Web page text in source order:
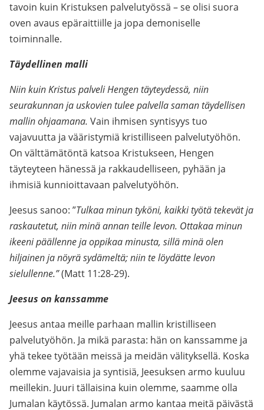
tavoin kuin Kristuksen palvelutyössä – se olisi suora
oven avaus epäraittiille ja jopa demoniselle
toiminnalle.
Täydellinen malli
Niin kuin Kristus palveli Hengen täyteydessä, niin
seurakunnan ja uskovien tulee palvella saman täydellisen
mallin ohjaamana. Vain ihmisen syntisyys tuo
vajavuutta ja vääristymiä kristilliseen palvelutyöhön.
On välttämätöntä katsoa Kristukseen, Hengen
täyteyteen hänessä ja rakkaudelliseen, pyhään ja
ihmisiä kunnioittavaan palvelutyöhön.
Jeesus sanoo: ”Tulkaa minun tyköni, kaikki työtä tekevät ja
raskautetut, niin minä annan teille levon. Ottakaa minun
ikeeni päällenne ja oppikaa minusta, sillä minä olen
hiljainen ja nöyrä sydämeltä; niin te löydätte levon
sielullenne.”(Matt 11:28-29).
Jeesus on kanssamme
Jeesus antaa meille parhaan mallin kristilliseen
palvelutyöhön. Ja mikä parasta: hän on kanssamme ja
yhä tekee työtään meissä ja meidän välityksellä. Koska
olemme vajavaisia ja syntisiä, Jeesuksen armo kuuluu
meillekin. Juuri tällaisina kuin olemme, saamme olla
Jumalan käytössä. Jumalan armo kantaa meitä päivästä